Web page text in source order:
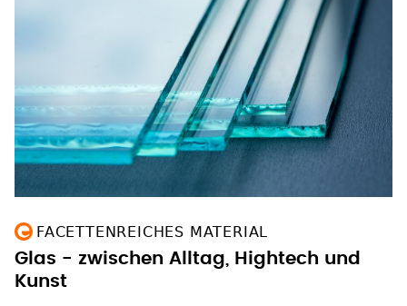
FACETTENREICHES MATERIAL
Glas - zwischen Alltag, Hightech und
Kunst